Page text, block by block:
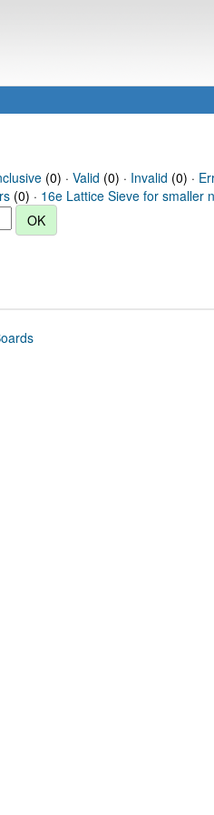
(0) · Valid (0) · Invalid (0) ·
(0) · 16e Lattice Sieve for smaller